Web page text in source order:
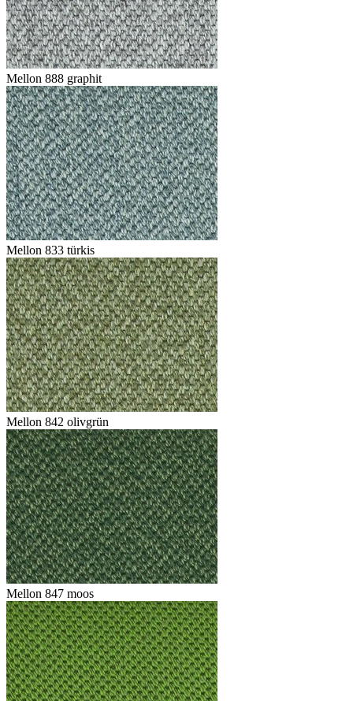
Mellon 888 graphit
Mellon 833 türkis
Mellon 842 olivgrün
Mellon 847 moos